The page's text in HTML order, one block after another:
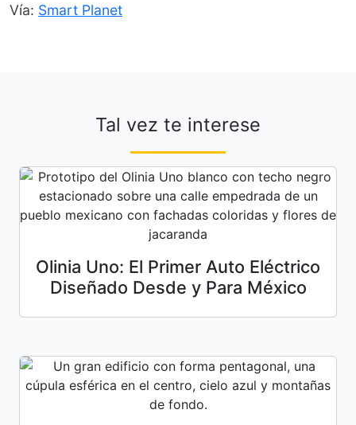
Vía: Smart Planet
Tal vez te interese
Olinia Uno: El Primer Auto Eléctrico
Diseñado Desde y Para México